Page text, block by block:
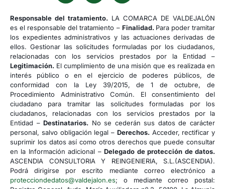
Responsable del tratamiento. LA COMARCA DE VALDEJALÓN
es el responsable del tratamiento – Finalidad. Para poder tramitar
los expedientes administrativos y las actuaciones derivadas de
ellos. Gestionar las solicitudes formuladas por los ciudadanos,
relacionadas con los servicios prestados por la Entidad –
Legitimación. El cumplimiento de una misión que es realizada en
interés público o en el ejercicio de poderes públicos, de
conformidad con la Ley 39/2015, de 1 de octubre, de
Procedimiento Administrativo Común. El consentimiento del
ciudadano para tramitar las solicitudes formuladas por los
ciudadanos, relacionadas con los servicios prestados por la
Entidad –Destinatarios. No se cederán sus datos de carácter
personal, salvo obligación legal – Derechos.Acceder, rectificar y
suprimir los datos así como otros derechos que puede consultar
en la Información adicional –Delegado de protección de datos.
ASCENDIA CONSULTORIA Y REINGENIERIA, S.L.(ASCENDIA).
Podrá dirigirse por escrito mediante correo electrónico a
protecciondedatos@valdejalon.es; o mediante correo postal: